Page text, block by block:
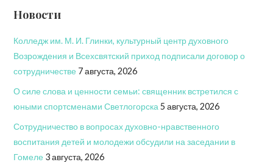
Новости
Колледж им. М. И. Глинки, культурный центр духовного
Возрождения и Всехсвятский приход подписали договор о
сотрудничестве 7 августа, 2026
О силе слова и ценности семьи: священник встретился с
юными спортсменами Светлогорска 5 августа, 2026
Сотрудничество в вопросах духовно-нравственного
воспитания детей и молодежи обсудили на заседании в
Гомеле 3 августа, 2026